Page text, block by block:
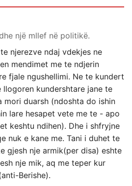
një mllef në politikë.
njerezve ndaj vdekjes ne
mendimet me te ndjerin
fjale ngushellimi. Ne te kundert
llogoren kundershtare jane te
mori duarsh (ndoshta do ishin
lare hesapet vete me te - apo
keshtu ndihen). Dhe i shfryjne
nuk e kane me. Tani i duhet te
gjesh nje armik(per disa) eshte
nje mik, aq me teper kur
Berishe).